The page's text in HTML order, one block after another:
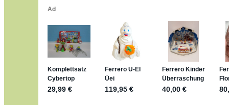
Für die Figuren VC307, 310, 318 und
mein Enkel hat die leider
jan-lukas:
geschrieben am: 29. 4.
https://www.ferrero-
sammelspass.de/einladung/
jan-lukas:
geschrieben am: 28. 4.
stimmt, jetzt fällt es mir auch ein
geschrieben am: 28.
So habe ich das in Erinnerung ...